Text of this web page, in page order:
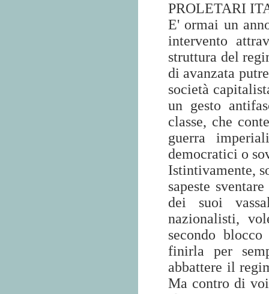
PROLETARI
E' ormai un
intervento
struttura del
di avanzata
società
un gesto
classe, che
guerra
democratici o
Istintivamente,
sapeste
dei suoi
nazionalisti,
secondo
finirla per
abbattere il
Ma contro di